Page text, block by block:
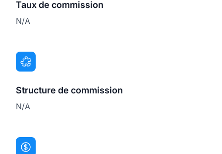
Taux de commission
N/A
Structure de commission
N/A